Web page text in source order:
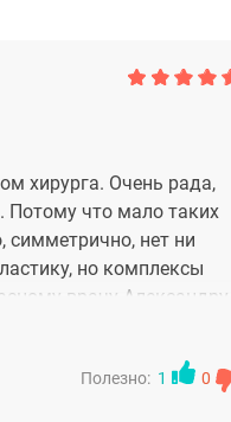
хирурга. Очень рада,
Потому что мало таких
симметрично, нет ни
но комплексы
врачу Александру
и с таким
раньше, это класс -
Полезно: 1 0